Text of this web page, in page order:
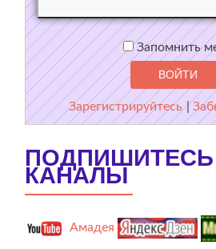
Запомнить
Зарегистрируйтесь |
КАНАЛЫ
Амадея